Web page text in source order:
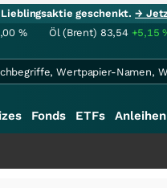
Lieblingsaktie geschenkt.→
% Öl (Brent) 83,54 +5,15
Fonds ETFs Anleihen